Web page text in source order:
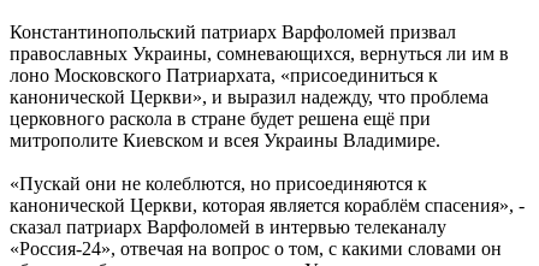
Константинопольский патриарх Варфоломей призвал
православных Украины, сомневающихся, вернуться ли им в
лоно Московского Патриархата, «присоединиться к
канонической Церкви», и выразил надежду, что проблема
церковного раскола в стране будет решена ещё при
митрополите Киевском и всея Украины Владимире.
«Пускай они не колеблются, но присоединяются к
канонической Церкви, которая является кораблём спасения», -
сказал патриарх Варфоломей в интервью телеканалу
«Россия-24», отвечая на вопрос о том, с какими словами он